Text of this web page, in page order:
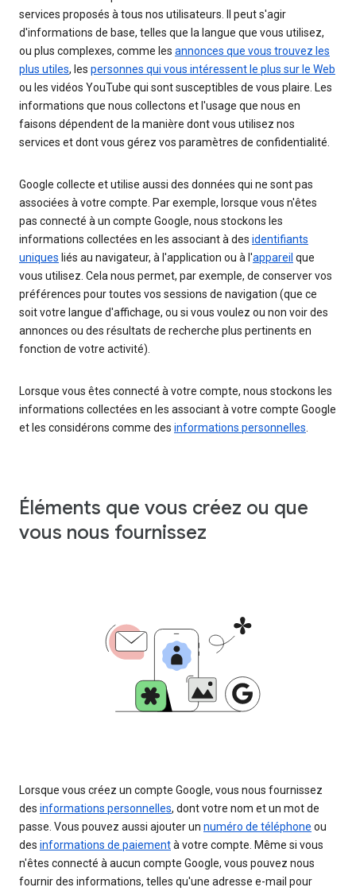
services proposés à tous nos utilisateurs. Il peut s'agir
d'informations de base, telles que la langue que vous utilisez,
ou plus complexes, comme les annonces que vous trouvez les
plus utiles, les personnes qui vous intéressent le plus sur le Web
ou les vidéos YouTube qui sont susceptibles de vous plaire. Les
informations que nous collectons et l'usage que nous en
faisons dépendent de la manière dont vous utilisez nos
services et dont vous gérez vos paramètres de confidentialité.
Google collecte et utilise aussi des données qui ne sont pas
associées à votre compte. Par exemple, lorsque vous n'êtes
pas connecté à un compte Google, nous stockons les
informations collectées en les associant à des identifiants
uniques liés au navigateur, à l'application ou à l'appareil que
vous utilisez. Cela nous permet, par exemple, de conserver vos
préférences pour toutes vos sessions de navigation (que ce
soit votre langue d'affichage, ou si vous voulez ou non voir des
annonces ou des résultats de recherche plus pertinents en
fonction de votre activité).
Lorsque vous êtes connecté à votre compte, nous stockons les
informations collectées en les associant à votre compte Google
et les considérons comme des informations personnelles
Éléments que vous créez ou que
vous nous fournissez
Lorsque vous créez un compte Google, vous nous fournissez
des informations personnelles, dont votre nom et un mot de
passe. Vous pouvez aussi ajouter un numéro de téléphone ou
des informations de paiementà votre compte. Même si vous
n'êtes connecté à aucun compte Google, vous pouvez nous
fournir des informations, telles qu'une adresse e-mail pour